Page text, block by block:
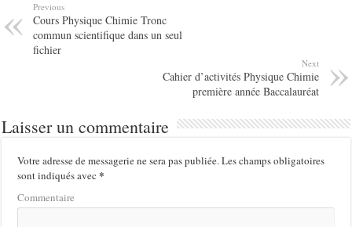
Previous
Cours Physique Chimie Tronc
commun scientifique dans un seul
fichier
Next
Cahier d’activités Physique Chimie
première année Baccalauréat
Laisser un commentaire
Votre adresse de messagerie ne sera pas publiée.Les champs obligatoires
sont indiqués avec*
Commentaire